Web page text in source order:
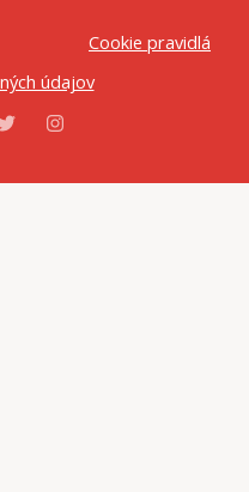
Cookie pravidlá
údajov